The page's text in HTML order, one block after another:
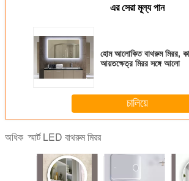
এর সেরা মূল্য পান
হোম আলোকিত বাথরুম মিরর,
আয়তক্ষেত্র মিরর সঙ্গে আলো
চালিয়ে
অধিকস্মার্ট LED বাথরুম মিরর